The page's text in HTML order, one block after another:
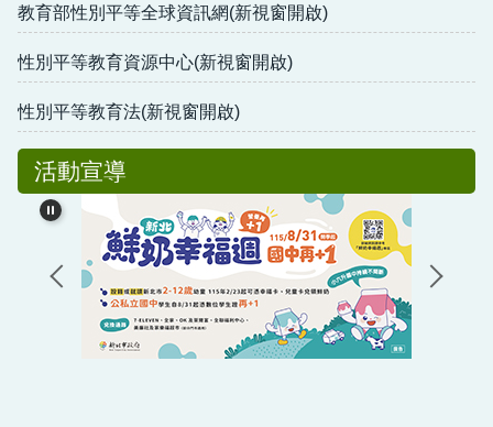
教育部性別平等全球資訊網(新視窗開啟)
性別平等教育資源中心(新視窗開啟)
性別平等教育法(新視窗開啟)
活動宣導